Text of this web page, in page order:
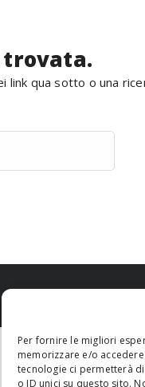
Per fornire le migliori
memorizzare e/o
tecnologie ci permetterà
o ID unici su questo sito.
trovata.
link qua sotto o una